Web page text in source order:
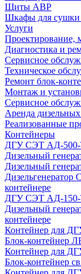
Щиты АВР
Шкафы для сушки
Услуги
Диагностика и
Сервисное
Техническое
Ремонт блок-
Монтаж и
Сервисное
Аренда
Реализованные
Контейнеры
ДГУ СЭТ АД-500-
Дизельный
Дизельный
контейнере
ДГУ СЭТ АД-150-
Дизельный
контейнере
Контейнер для
Блок-контейнер
Контейнер для
Блок-контейнер